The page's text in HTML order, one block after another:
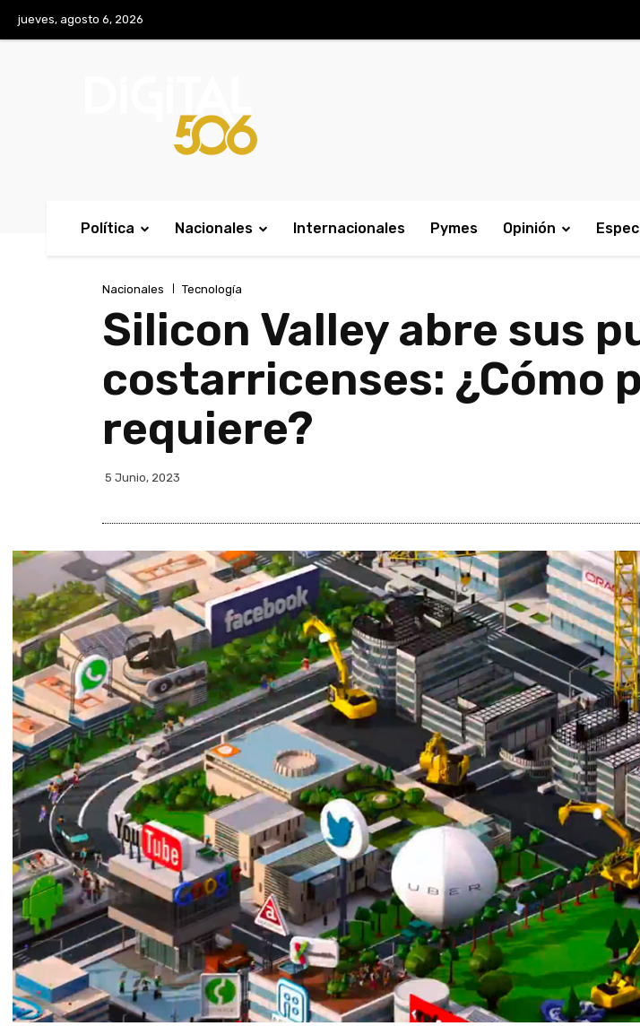
jueves, agosto 6, 2026
Política Nacionales Internacionales Pymes Opinión
Nacionales Tecnología
Silicon Valley abre sus
costarricenses: ¿Cómo
requiere?
5 Junio, 2023